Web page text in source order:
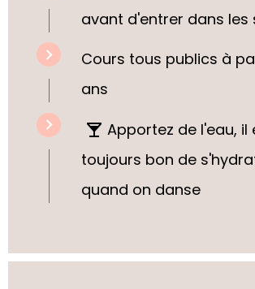
avant d'entrer dans les
Cours tous publics à
ans
Apportez de l'eau, il
toujours bon de
quand on danse